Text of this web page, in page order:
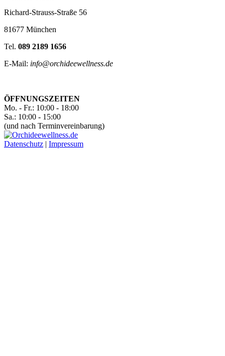
Richard-Strauss-Straße 56
81677 München
Tel. 089 2189 1656
E-Mail: info@orchideewellness.de
ÖFFNUNGSZEITEN
Mo. - Fr.: 10:00 - 18:00
Sa.: 10:00 - 15:00
(und nach Terminvereinbarung)
Datenschutz | Impressum